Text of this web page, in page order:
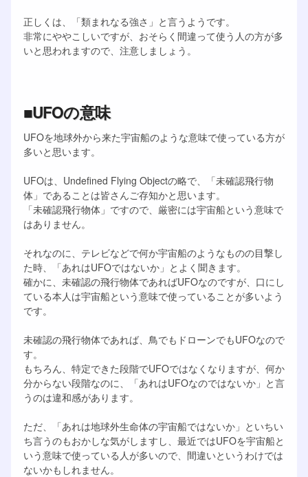
正しくは、「類まれなる強さ」と言うようです。
非常にややこしいですが、おそらく間違って使う人の方が多
いと思われますので、注意しましょう。
■UFOの意味
UFOを地球外から来た宇宙船のような意味で使っている方が
多いと思います。
UFOは、Undefined Flying Objectの略で、「未確認飛行物
体」であることは皆さんご存知かと思います。
「未確認飛行物体」ですので、厳密には宇宙船という意味で
はありません。
それなのに、テレビなどで何か宇宙船のようなものの目撃し
た時、「あれはUFOではないか」とよく聞きます。
確かに、未確認の飛行物体であればUFOなのですが、口にし
ている本人は宇宙船という意味で使っていることが多いよう
です。
未確認の飛行物体であれば、鳥でもドローンでもUFOなので
す。
もちろん、特定できた段階でUFOではなくなりますが、何か
分からない段階なのに、「あれはUFOなのではないか」と言
うのは違和感があります。
ただ、「あれは地球外生命体の宇宙船ではないか」といちい
ち言うのもおかしな気がしますし、最近ではUFOを宇宙船と
いう意味で使っている人が多いので、間違いというわけでは
ないかもしれません。